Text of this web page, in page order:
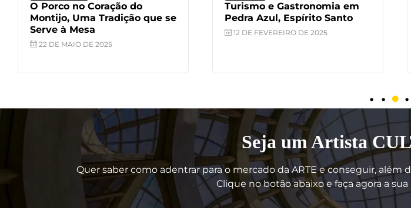
Turismo e Gastronomia em
Pedra Azul, Espírito Santo
12 DE FEVEREIRO DE 2025
Beyoncé na Cowboy Carter
Tour: Salvador Está na Rota?
4 DE FEVEREIRO DE 2025
Seja um Artista
Quer saber como adentrar para o mercado da ARTE e conseguir,
Clique no botão abaixo e faça agora a sua